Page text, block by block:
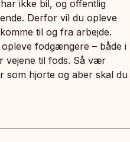
ikke bil, og offentlig
Derfor vil du opleve
til og fra arbejde.
fodgængere – både i
vejene til fods. Så vær
som hjorte og aber skal du